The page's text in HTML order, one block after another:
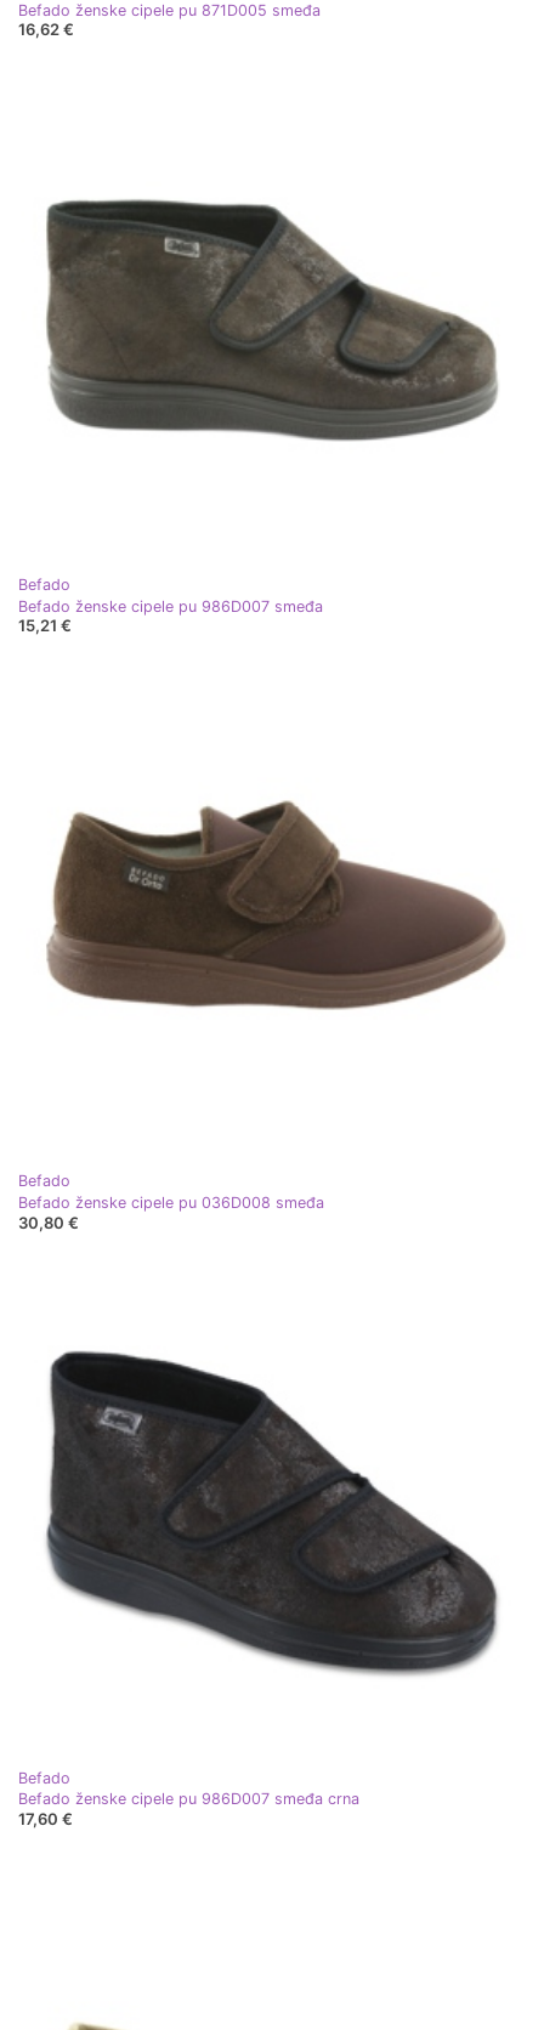
Befado ženske cipele pu 871D005 smeđa
16,62 €
Befado
Befado ženske cipele pu 986D007 smeđa
15,21 €
Befado
Befado ženske cipele pu 036D008 smeđa
30,80 €
Befado
Befado ženske cipele pu 986D007 smeđa crna
17,60 €